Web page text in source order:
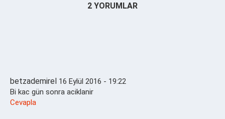
2 YORUMLAR
betzademirel 16 Eylül 2016 - 19:22
Bi kac gün sonra aciklanir
Cevapla